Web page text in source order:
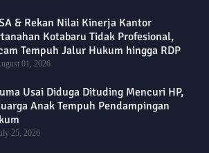
& Rekan Nilai Kinerja Kantor
Kotabaru Tidak Profesional,
Tempuh Jalur Hukum hingga RDP
01, 2026
Usai Diduga Dituding Mencuri HP,
Anak Tempuh Pendampingan
25, 2026